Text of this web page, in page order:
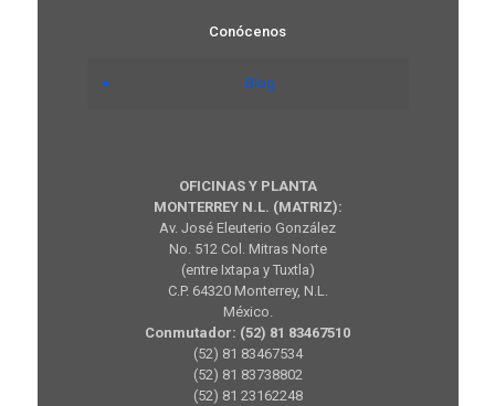
Conócenos
Blog
OFICINAS Y PLANTA
MONTERREY N.L. (MATRIZ):
Av. José Eleuterio González
No. 512 Col. Mitras Norte
(entre Ixtapa y Tuxtla)
C.P. 64320 Monterrey, N.L.
México.
Conmutador: (52) 81 83467510
(52) 81 83467534
(52) 81 83738802
(52) 81 23162248